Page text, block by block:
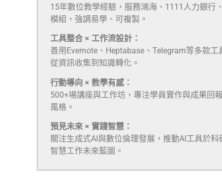
15年數位教學經驗，服務鴻海、1111人力銀行
模組，強調易學、可複製。
工具整合 × 工作流設計：
善用Evernote、Heptabase、Telegram等多款
從資訊收集到知識轉化。
行動導向 × 教學有感：
500+場講座與工作坊，專注學員實作與成果回
風格。
預見未來 × 實踐智慧：
關注生成式AI與數位倫理發展，推動AI工具於
智慧工作未來藍圖。